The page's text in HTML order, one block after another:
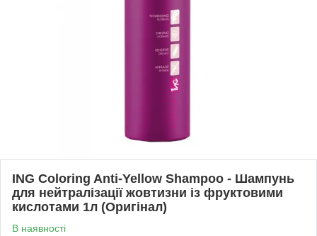
ING Coloring Anti-Yellow Shampoo - Шампунь
для нейтралізації жовтизни із фруктовими
кислотами 1л (Оригінал)
В наявності